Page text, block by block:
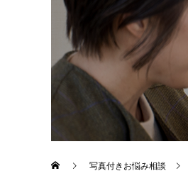
写真の白くなっている場所
にできました。
写真付きお悩み相談